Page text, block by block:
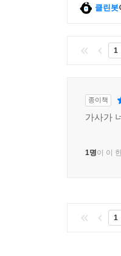
클린봇
1
종이책
가사가
1명이 이
1